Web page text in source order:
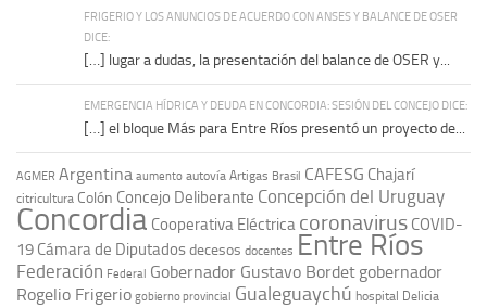
FRIGERIO Y LOS ANUNCIOS DE ACUERDO CON ANSES Y BALANCE DE OSER
DICE:
[…] lugar a dudas, la presentación del balance de OSER y...
EMERGENCIA HÍDRICA Y DEUDA EN CONCORDIA: SESIÓN DEL CONCEJO DICE:
[…] el bloque Más para Entre Ríos presentó un proyecto de...
AGMER Argentina aumento autovía Artigas Brasil CAFESG Chajarí
citricultura Colón Concejo Deliberante Concepción del Uruguay
Concordia Cooperativa Eléctrica coronavirus COVID-
19 Cámara de Diputadosdecesos docentes Entre Ríos
Federación Federal Gobernador Gustavo Bordet gobernador
Rogelio Frigerio gobierno provincial Gualeguaychú hospital Delicia